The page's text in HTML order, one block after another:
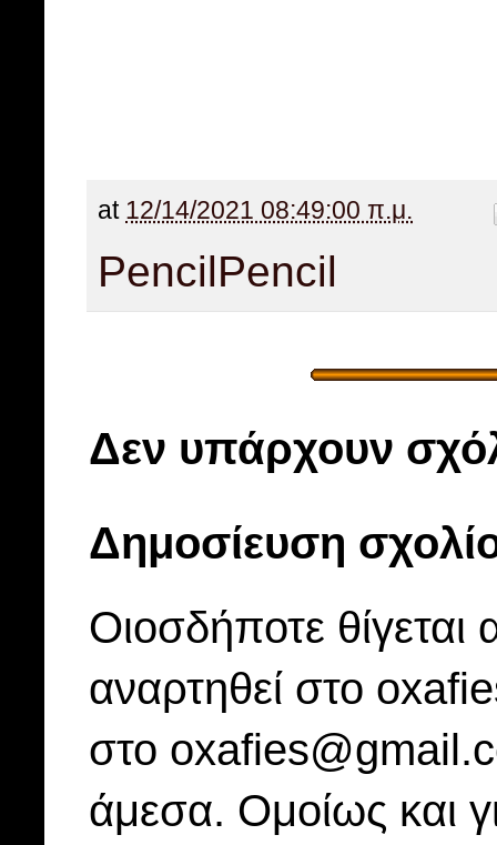
at 12/14/2021 08:49:00 π.μ.
PencilPencil
Δεν υπάρχουν
Δημοσίευση
Οιοσδήποτε
αναρτηθεί στο
στο
άμεσα. Ομοίως και